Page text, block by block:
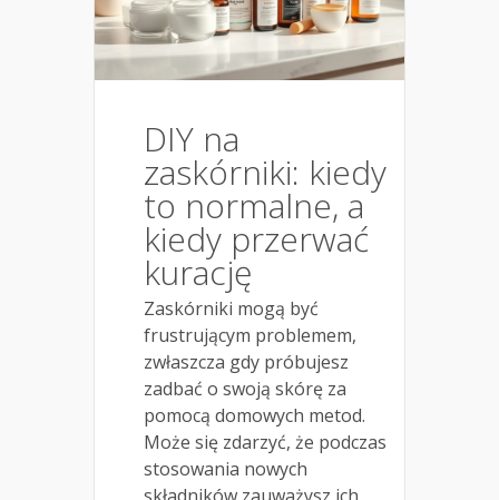
DIY na
zaskórniki: kiedy
to normalne, a
kiedy przerwać
kurację
Zaskórniki mogą być
frustrującym problemem,
zwłaszcza gdy próbujesz
zadbać o swoją skórę za
pomocą domowych metod.
Może się zdarzyć, że podczas
stosowania nowych